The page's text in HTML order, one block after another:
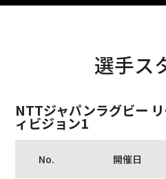
選手ス
NTTジャパンラグビー
ィビジョン1
No. 開催日